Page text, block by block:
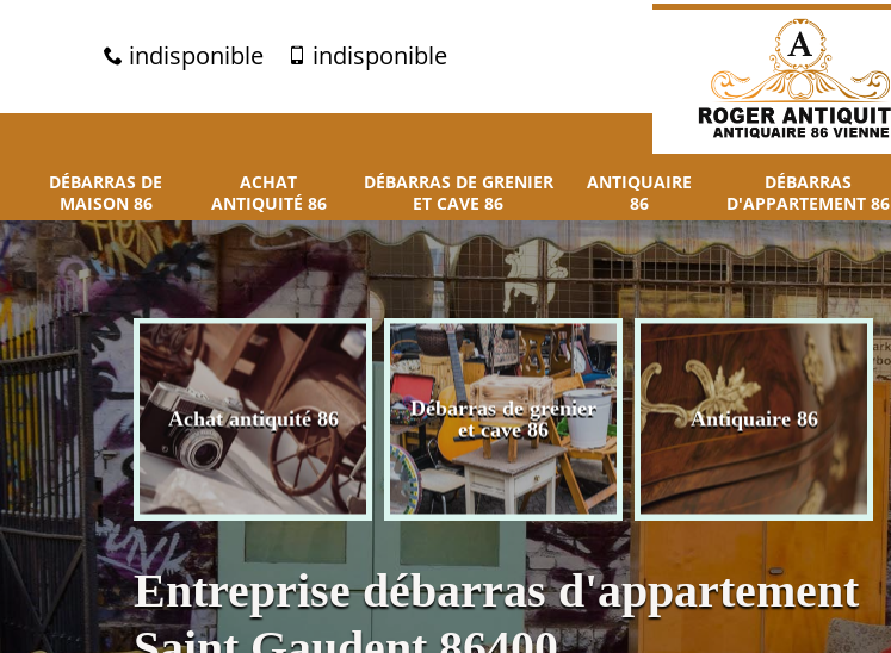
indisponible indisponible
DÉBARRAS DE
MAISON 86
ACHAT
ANTIQUITÉ 86
DÉBARRAS DE GRENIER
ET CAVE 86
ANTIQUAIRE
86
DÉBARRAS
D'APPARTEMENT 86
maison
Achat antiquité 86
Débarras de grenier
et cave 86
Antiquaire 86
Entreprise débarras d'appartement